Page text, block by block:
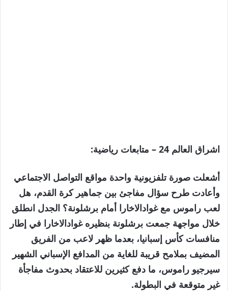
اشراق العالم 24 – متابعات رياضية:
أشعلت صورة تلفزيونية واحدة مواقع التواصل الاجتماعي
وأعادت طرح سؤال مفاجئ بين جماهير كرة القدم، هل
لعب راموس مع غوادالاخارا أمام برشلونة؟ الجدل انطلق
خلال مواجهة جمعت برشلونة بنظيره غوادالاخارا في إطار
منافسات كأس إسبانيا، بعدما ظهر لاعب من الفريق
المضيف بملامح قريبة للغاية من المدافع الإسباني الشهير
سيرجيو راموس، ما دفع كثيرين للاعتقاد بحدوث مفاجأة
غير متوقعة في البطولة.